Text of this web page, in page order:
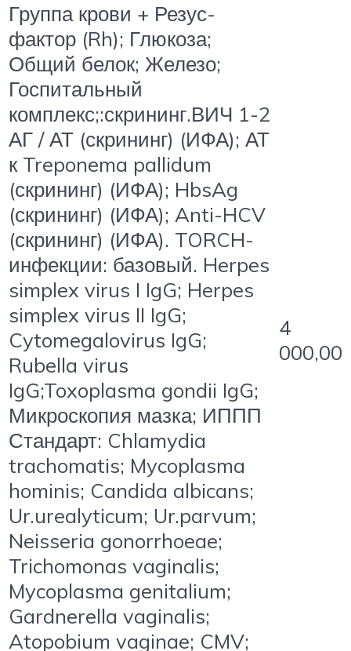
Группа крови + Резус-
фактор (Rh); Глюкоза;
Общий белок; Железо;
Госпитальный
комплекс;:скрининг.ВИЧ 1-2
АГ / АТ (скрининг) (ИФА); АТ
к Treponema pallidum
(скрининг) (ИФА); HbsAg
(скрининг) (ИФА); Anti-HCV
(скрининг) (ИФА). TORCH-
инфекции: базовый. Herpes
simplex virus I IgG; Herpes
simplex virus II IgG;
Cytomegalovirus IgG;
Rubella virus
IgG;Toxoplasma gondii IgG;
Микроскопия мазка; ИППП
Стандарт: Chlamydia
trachomatis; Mycoplasma
hominis; Candida albicans;
Ur.urealyticum; Ur.parvum;
Neisseria gonorrhoeae;
Trichomonas vaginalis;
Mycoplasma genitalium;
Gardnerella vaginalis;
Atopobium vaginae; CMV;
4
000,00